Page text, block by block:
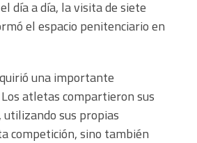
día a día, la visita de siete
el espacio penitenciario en
una importante
atletas compartieron sus
sus propias
competición, sino también